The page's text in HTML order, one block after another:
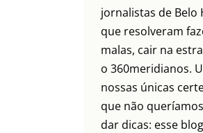
jornalistas de Belo
que resolveram
malas, cair na
o 360meridianos.
nossas únicas
que não
dar dicas: esse